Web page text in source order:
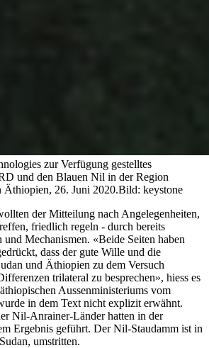
zur Verfügung gestelltes
und den Blauen Nil in der Region
26. Juni 2020.Bild: keystone
der Mitteilung nach Angelegenheiten,
friedlich regeln - durch bereits
und Mechanismen. «Beide Seiten haben
dass der gute Wille und die
und Äthiopien zu dem Versuch
trilateral zu besprechen», hiess es
Aussenministeriums vom
in dem Text nicht explizit erwähnt.
Nil-Anrainer-Länder hatten in der
Ergebnis geführt. Der Nil-Staudamm ist in
umstritten.